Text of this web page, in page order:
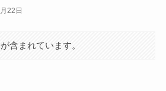
22日
含まれています。